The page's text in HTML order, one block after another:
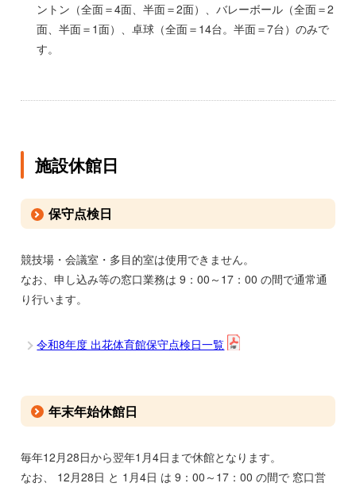
ントン（全面＝4面、半面＝2面）、バレーボール（全面＝2
面、半面＝1面）、卓球（全面＝14台。半面＝7台）のみで
す。
施設休館日
保守点検日
競技場・会議室・多目的室は使用できません。
なお、申し込み等の窓口業務は 9：00～17：00 の間で通常通
り行います。
令和8年度 出花体育館保守点検日一覧
年末年始休館日
毎年12月28日から翌年1月4日まで休館となります。
なお、 12月28日 と 1月4日 は 9：00～17：00 の間で 窓口営